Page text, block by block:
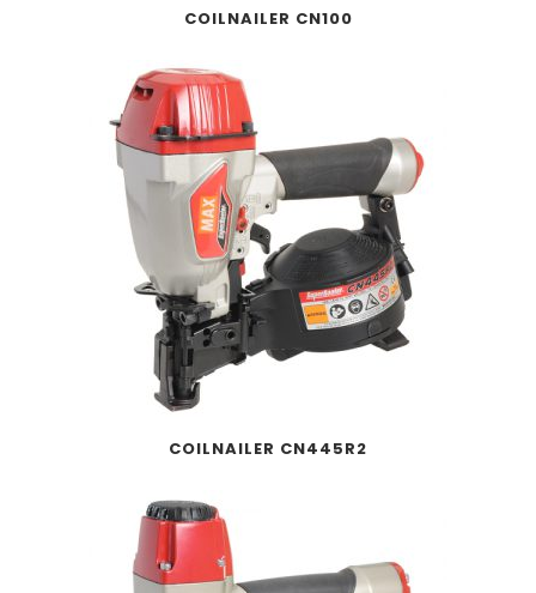
COILNAILER CN100
COILNAILER CN445R2